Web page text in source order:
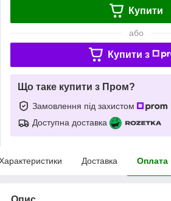
Купити
або
Купити з
Що таке купити з Пром?
Замовлення під захистом
Доступна доставка
Доставка Оплата